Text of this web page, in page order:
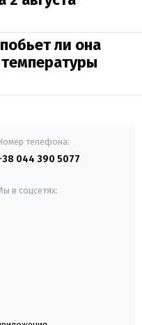
ли она
телефона:
044 390 5077
в соцсетях: